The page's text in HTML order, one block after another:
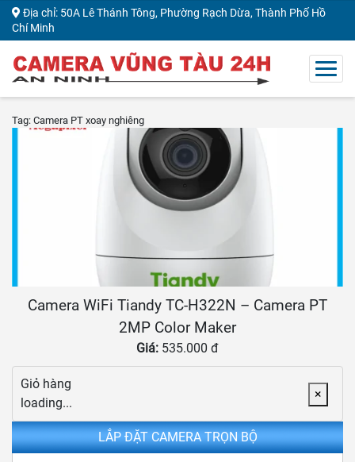
Địa chỉ: 50A Lê Thánh Tông, Phường Rạch Dừa, Thành Phố Hồ
Chí Minh
Tag: Camera PT xoay nghiêng
Camera WiFi Tiandy TC-H322N – Camera PT
2MP Color Maker
Giá: 535.000 đ
×
Giỏ hàng
loading...
LẮP ĐẶT CAMERA TRỌN BỘ